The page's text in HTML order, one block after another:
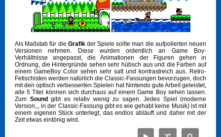
Als Maßstab für die Grafikder Spiele sollte man die aufpolierten neuen
Versionen nehmen. Diese wurden ordentlich an Game Boy-
Verhältnisse angepasst, die Animationen der Figuren gehen in
Ordnung, die Hintergründe sehen sehr hübsch aus und die Farben auf
einem GameBoy Color sehen sehr satt und kontrastreich aus. Retro-
Fetischisten werden natürlich die Classic-Fassungen bevorzugen, doch
mit den optisch verbesserten Spielen hat Nintendo gute Arbeit geleistet,
alle 5 Titel können sich durchaus auf einem Game Boy sehen lassen.
Zum Sound gibt es relativ wenig zu sagen. Jedes Spiel (moderne
Version,,, in der Classic-Fassung gibt es wie gehabt keine Musik) ist mit
einem eigenen Stück unterlegt, das endlos abläuft und daher mit der
Zeit etwas eintönig wird.